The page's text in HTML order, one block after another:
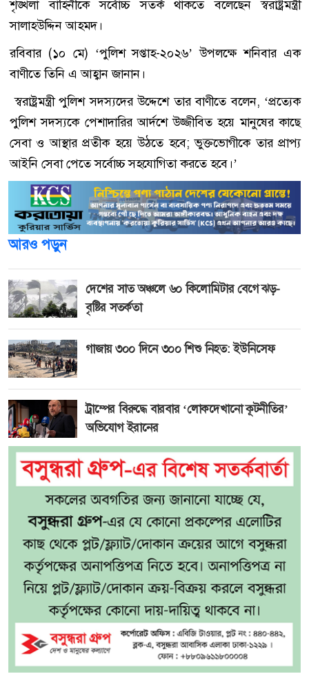
শৃঙ্খলা বাহিনীকে সর্বোচ্চ সতর্ক থাকতে বলেছেন স্বরাষ্ট্রমন্ত্রী
সালাহউদ্দিন আহমদ।
রবিবার (১০ মে) ‘পুলিশ সপ্তাহ-২০২৬’ উপলক্ষে শনিবার এক
বাণীতে তিনি এ আহ্বান জানান।
স্বরাষ্ট্রমন্ত্রী পুলিশ সদস্যদের উদ্দেশে তার বাণীতে বলেন, ‘প্রত্যেক
পুলিশ সদস্যকে পেশাদারির আর্দশে উজ্জীবিত হয়ে মানুষের কাছে
সেবা ও আস্থার প্রতীক হয়ে উঠতে হবে; ভুক্তভোগীকে তার প্রাপ্য
আইনি সেবা পেতে সর্বোচ্চ সহযোগিতা করতে হবে।’
আরও পড়ুন
দেশের সাত অঞ্চলে ৬০ কিলোমিটার বেগে ঝড়-
বৃষ্টির সতর্কতা
গাজায় ৩০০ দিনে ৩০০ শিশু নিহত: ইউনিসেফ
ট্রাম্পের বিরুদ্ধে বারবার ‘লোকদেখানো কূটনীতির’
অভিযোগ ইরানের